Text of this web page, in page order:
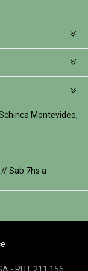
Montevideo,
Sab 7hs a
- RUT 211 156